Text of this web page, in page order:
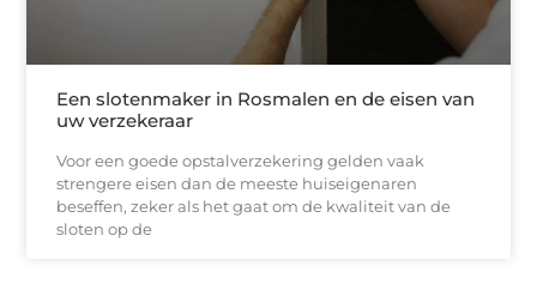
Een slotenmaker in Rosmalen en de eisen van
uw verzekeraar
Voor een goede opstalverzekering gelden vaak
strengere eisen dan de meeste huiseigenaren
beseffen, zeker als het gaat om de kwaliteit van de
sloten op de